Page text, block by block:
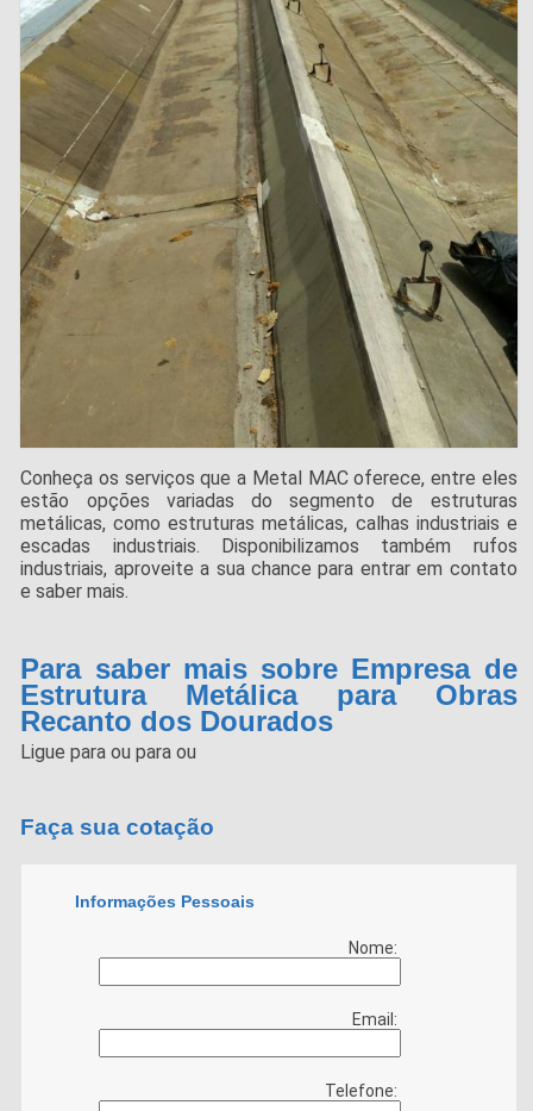
Conheça os serviços que a Metal MAC oferece, entre eles
estão opções variadas do segmento de estruturas
metálicas, como estruturas metálicas, calhas industriais e
escadas industriais. Disponibilizamos também rufos
industriais, aproveite a sua chance para entrar em contato
e saber mais.
Para saber mais sobre Empresa de
Estrutura Metálica para Obras
Recanto dos Dourados
Ligue paraou paraou
Faça sua cotação
Informações Pessoais
Nome:
Email:
Telefone: